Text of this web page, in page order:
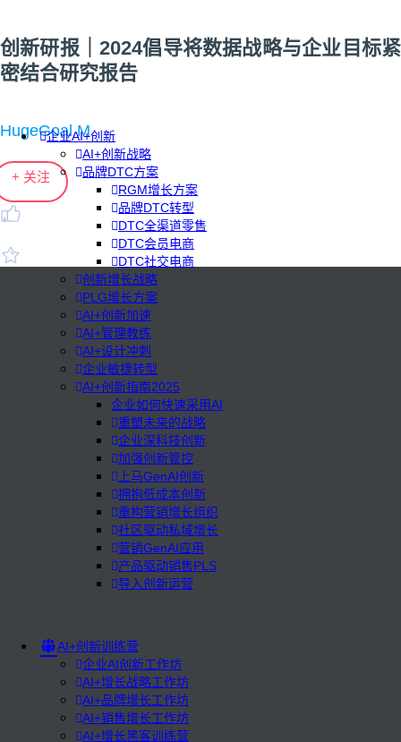
企业AI+创新
AI+创新战略
品牌DTC方案
RGM增长方案
品牌DTC转型
DTC全渠道零售
DTC会员电商
DTC社交电商
创新增长战略
PLG增长方案
AI+创新加速
AI+管理教练
AI+设计冲刺
企业敏捷转型
AI+创新指南2025
企业如何快速采用AI
重塑未来的战略
企业深科技创新
加强创新管控
上马GenAI创新
拥抱低成本创新
重构营销增长组织
社区驱动私域增长
营销GenAI应用
产品驱动销售PLS
导入创新运营
AI+创新训练营
企业AI创新工作坊
AI+增长战略工作坊
AI+品牌增长工作坊
AI+销售增长工作坊
AI+增长黑客训练营
创新研报｜2024倡导将数据战略与企业目标紧
密结合研究报告
HugeGoal M
+ 关注